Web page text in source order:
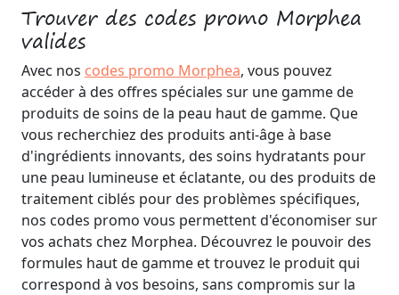
Trouver des codes promo Morphea
valides
Avec nos codes promo Morphea, vous pouvez
accéder à des offres spéciales sur une gamme de
produits de soins de la peau haut de gamme. Que
vous recherchiez des produits anti-âge à base
d'ingrédients innovants, des soins hydratants pour
une peau lumineuse et éclatante, ou des produits de
traitement ciblés pour des problèmes spécifiques,
nos codes promo vous permettent d'économiser sur
vos achats chez Morphea. Découvrez le pouvoir des
formules haut de gamme et trouvez le produit qui
correspond à vos besoins, sans compromis sur la